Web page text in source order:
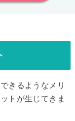
きるようなメリ
トが生じてきま